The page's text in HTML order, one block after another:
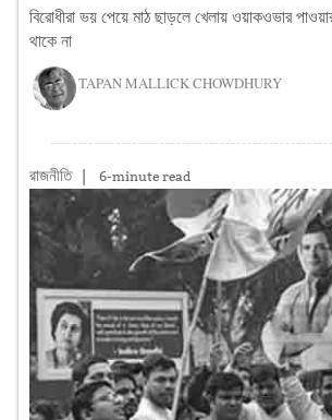
বিরোধীরা ভয় পেয়ে মাঠ ছাড়লে খেলায় ওয়াকওভার
থাকে না
TAPAN MALLICK CHOWDHURY
রাজনীতি|6-minute read